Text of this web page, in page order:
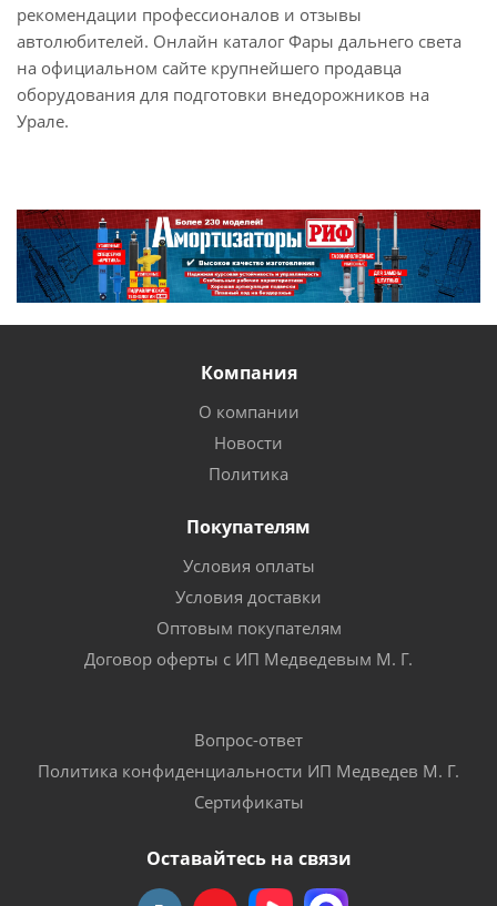
рекомендации профессионалов и отзывы
автолюбителей. Онлайн каталог Фары дальнего света
на официальном сайте крупнейшего продавца
оборудования для подготовки внедорожников на
Урале.
Компания
О компании
Новости
Политика
Покупателям
Условия оплаты
Условия доставки
Оптовым покупателям
Договор оферты с ИП Медведевым М. Г.
Вопрос-ответ
Политика конфиденциальности ИП Медведев М. Г.
Сертификаты
Оставайтесь на связи